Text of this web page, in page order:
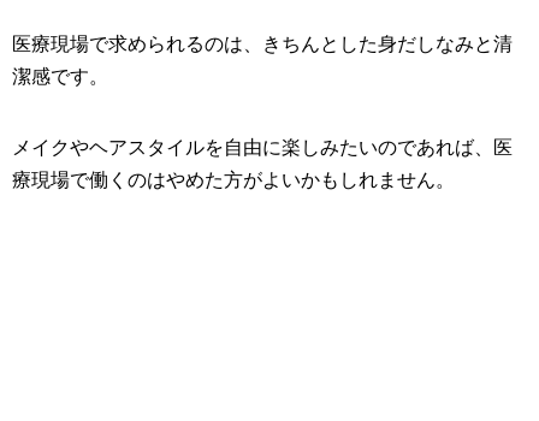
医療現場で求められるのは、きちんとした身だしなみと清
潔感です。
メイクやヘアスタイルを自由に楽しみたいのであれば、医
療現場で働くのはやめた方がよいかもしれません。